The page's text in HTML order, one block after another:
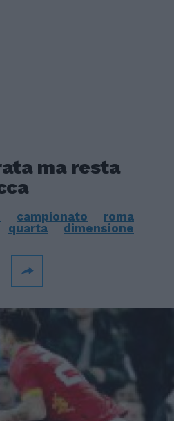
ma resta
campionato
roma
quarta dimensione